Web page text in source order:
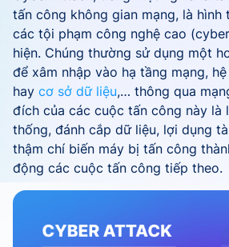
tấn công không gian mạng, là hình
các tội phạm công nghệ cao
hiện. Chúng thường sử dụng một
để xâm nhập vào hạ tầng mạng,
hay cơ sở dữ liệu,… thông qua
đích của các cuộc tấn công này là
thống, đánh cắp dữ liệu, lợi dụng
thậm chí biến máy bị tấn công
động các cuộc tấn công tiếp theo.